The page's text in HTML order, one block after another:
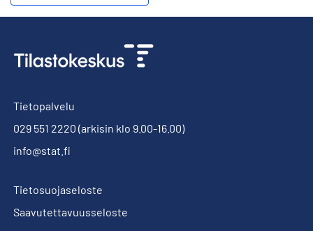
Tietopalvelu
029 551 2220 (arkisin klo 9.00-16.00)
info@stat.fi
Tietosuojaseloste
Saavutettavuusseloste